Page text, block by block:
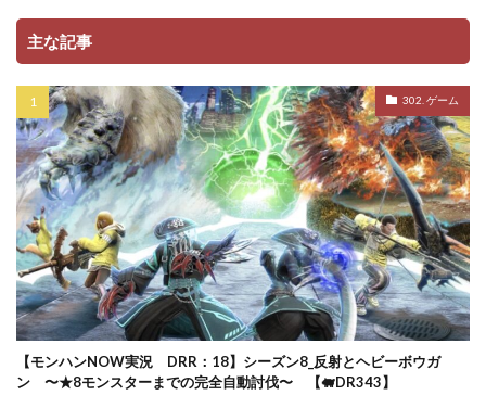
主な記事
302. ゲーム
【モンハンNOW実況 DRR：18】シーズン8_反射とヘビーボウガ
ン 〜★8モンスターまでの完全自動討伐〜 【🐖DR343】